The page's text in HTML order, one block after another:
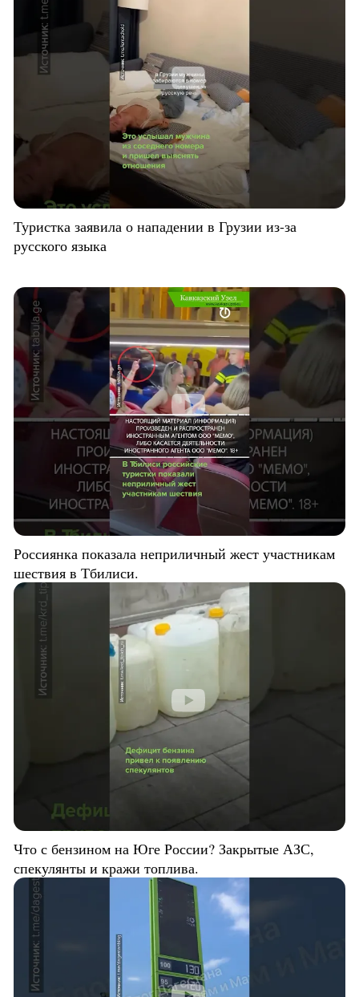
Туристка заявила о нападении в Грузии из-за
русского языка
Россиянка показала неприличный жест участникам
шествия в Тбилиси.
Что с бензином на Юге России? Закрытые АЗС,
спекулянты и кражи топлива.